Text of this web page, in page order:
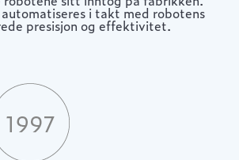
i takt med robotens
presisjon og effektivitet.